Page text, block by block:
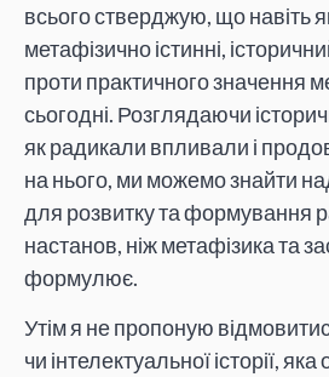
всього стверджую, що навіть
метафізично істинні,
проти практичного значення
сьогодні. Розглядаючи
як радикали впливали і
на нього, ми можемо знайти
для розвитку та формування
настанов, ніж метафізика та
формулює.
Утім я не пропоную
чи інтелектуальної історії,